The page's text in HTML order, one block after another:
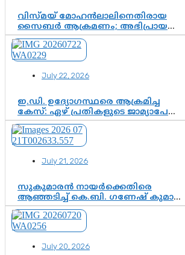
വിസ്മയ് മോഹൻലാലിനെതിരായ
സൈബർ ആക്രമണം; അഭിപ്രായ
സ്വാതന്ത്ര്യത്തെ നിശ്ശബ്ദമാക്കുന്ന
ഡിജിറ്റൽ ഗുണ്ടായിസത്തിന് അറുതി
വേണം
July 22, 2026
ഇ.ഡി. ഉദ്യോഗസ്ഥരെ ആക്രമിച്ച
കേസ്: ഏഴ് പ്രതികളുടെ ജാമ്യാപേക്ഷ
വീണ്ടും തള്ളി; അന്വേഷണം തുടരാൻ
കോടതി അനുമതി
July 21, 2026
സുകുമാരൻ നായർക്കെതിരെ
ആഞ്ഞടിച്ച് കെ.ബി. ഗണേഷ് കുമാർ,
വി.ഡി. സതീശന് പൂർണ പിന്തുണ
July 20, 2026